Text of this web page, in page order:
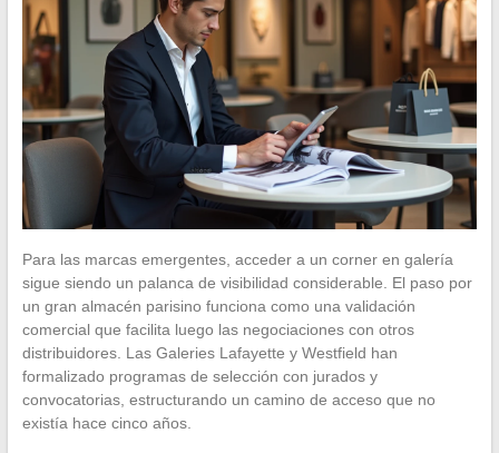
Para las marcas emergentes, acceder a un corner en galería
sigue siendo un palanca de visibilidad considerable. El paso por
un gran almacén parisino funciona como una validación
comercial que facilita luego las negociaciones con otros
distribuidores. Las Galeries Lafayette y Westfield han
formalizado programas de selección con jurados y
convocatorias, estructurando un camino de acceso que no
existía hace cinco años.